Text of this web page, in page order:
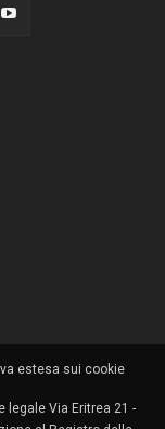
estesa sui cookie
legale Via Eritrea 21 -